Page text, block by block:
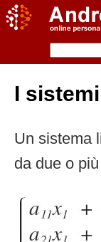
I
Un sistema
da due o